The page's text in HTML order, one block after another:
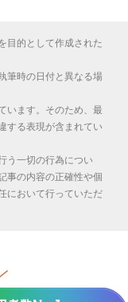
目的として作成された
筆時の日付と異なる場
います。そのため、最
する表現が含まれてい
う一切の行為につい
事の内容の正確性や個
において行っていただ